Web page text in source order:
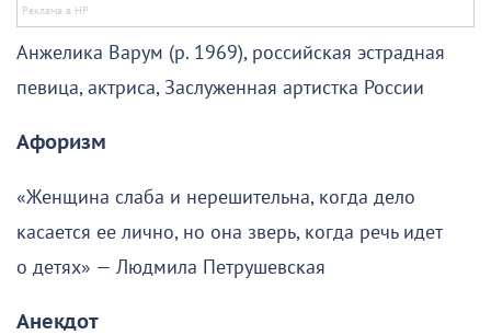
Анжелика Варум (р. 1969), российская эстрадная
певица, актриса, Заслуженная артистка России
Афоризм
«Женщина слаба и нерешительна, когда дело
касается ее лично, но она зверь, когда речь идет
о детях» — Людмила Петрушевская
Анекдот